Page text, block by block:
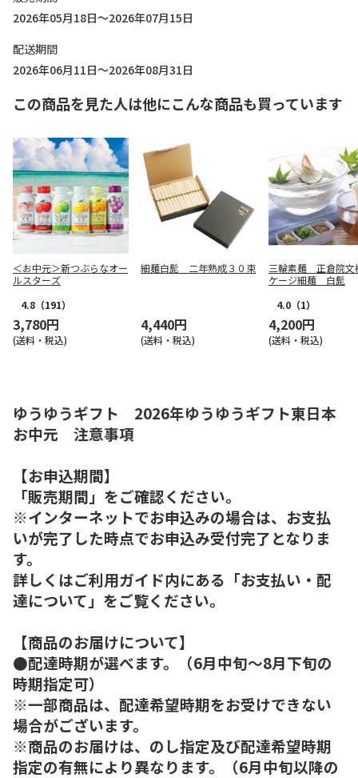
2026年05月18日～2026年07月15日
配送期間
2026年06月11日～2026年08月31日
この商品を見た人は他にこんな商品も買っています
＜お中元＞新つぶらなオー
ルスターズ
4.8 （191）
3,780円
(送料・税込)
細麺白髭 二年熟成３０束
4,440円
(送料・税込)
三輪素麺 正倉院文
ケージ細麺 白髭
4.0 （1）
4,200円
(送料・税込)
ゆうゆうギフト 2026年ゆうゆうギフト東日本
お中元 注意事項
【お申込期間】
「販売期間」をご確認ください。
※インターネットでお申込みの場合は、お支払
いが完了した時点でお申込み受付完了となりま
す。
詳しくはご利用ガイド内にある「お支払い・配
達について」をご覧ください。
【商品のお届けについて】
●配達時期が選べます。（6月中旬～8月下旬の
時期指定可）
※一部商品は、配達希望時期をお受けできない
場合がございます。
※商品のお届けは、のし指定及び配達希望時期
指定の有無により異なります。（6月中旬以降の